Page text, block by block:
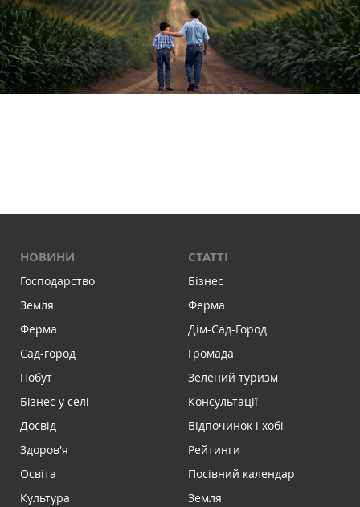
НОВИНИ
Господарство
Земля
Ферма
Сад-город
Побут
Бізнес у селі
Досвід
Здоров'я
Освіта
Культура
СТАТТІ
Бізнес
Ферма
Дім-Сад-Город
Громада
Зелений туризм
Консультації
Відпочинок і хобі
Рейтинги
Посівний календар
Земля